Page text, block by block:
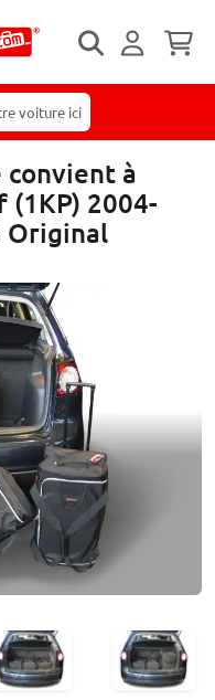
voiture ici
convient à
(1KP) 2004-
Original